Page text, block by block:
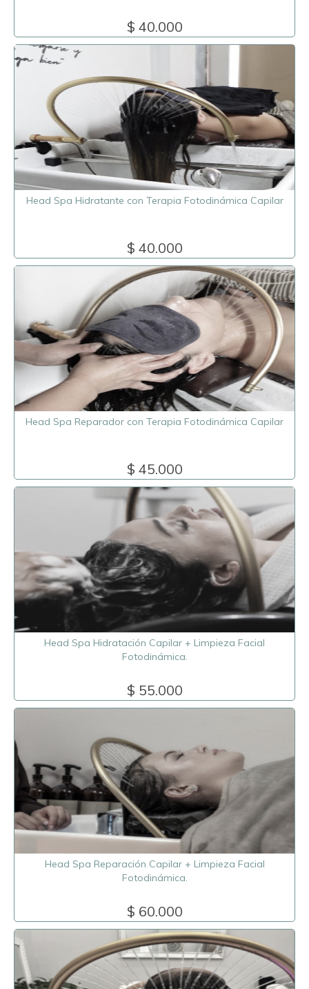
$ 40.000
Head Spa Hidratante con Terapia Fotodinámica Capilar
$ 40.000
Head Spa Reparador con Terapia Fotodinámica Capilar
$ 45.000
Head Spa Hidratación Capilar + Limpieza Facial
Fotodinámica.
$ 55.000
Head Spa Reparación Capilar + Limpieza Facial
Fotodinámica.
$ 60.000